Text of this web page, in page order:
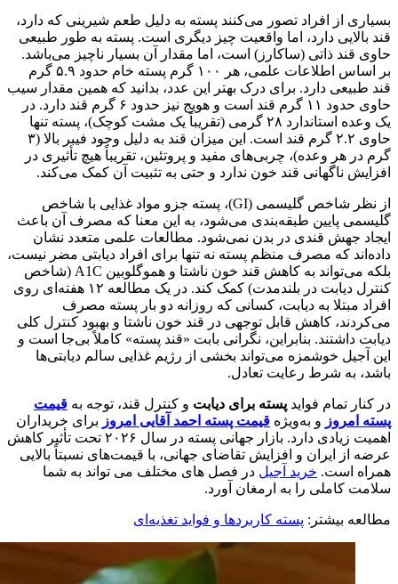
بسیاری از افراد تصور می‌کنند پسته به دلیل طعم شیرینی که دارد،
قند بالایی دارد، اما واقعیت چیز دیگری است. پسته به طور طبیعی
حاوی قند ذاتی (ساکارز) است، اما مقدار آن بسیار ناچیز می‌باشد.
بر اساس اطلاعات علمی، هر ۱۰۰ گرم پسته خام حدود ۵.۹ گرم
قند طبیعی دارد. برای درک بهتر این عدد، بدانید که همین مقدار سیب
حاوی حدود ۱۱ گرم قند است و هویج نیز حدود ۶ گرم قند دارد. در
یک وعده استاندارد ۲۸ گرمی (تقریباً یک مشت کوچک)، پسته تنها
حاوی ۲.۲ گرم قند است. این میزان قند به دلیل وجود فیبر بالا (۳
گرم در هر وعده)، چربی‌های مفید و پروتئین، تقریباً هیچ تأثیری در
افزایش ناگهانی قند خون ندارد و حتی به تثبیت آن کمک می‌کند.
از نظر شاخص گلیسمی (GI)، پسته جزو مواد غذایی با شاخص
گلیسمی پایین طبقه‌بندی می‌شود، به این معنا که مصرف آن باعث
ایجاد جهش قندی در بدن نمی‌شود. مطالعات علمی متعدد نشان
داده‌اند که مصرف منظم پسته نه تنها برای افراد دیابتی مضر نیست،
بلکه می‌تواند به کاهش قند خون ناشتا و هموگلوبین A1C (شاخص
کنترل دیابت در بلندمدت) کمک کند. در یک مطالعه ۱۲ هفته‌ای روی
افراد مبتلا به دیابت، کسانی که روزانه دو بار پسته مصرف
می‌کردند، کاهش قابل توجهی در قند خون ناشتا و بهبود کنترل کلی
دیابت داشتند. بنابراین، نگرانی بابت «قند پسته» کاملاً بی‌جا است و
این آجیل خوشمزه می‌تواند بخشی از رژیم غذایی سالم دیابتی‌ها
باشد، به شرط رعایت تعادل.
در کنار تمام فواید پسته برای دیابت و کنترل قند، توجه به قیمت
پسته امروز و به‌ویژه قیمت پسته احمد آقایی امروز برای خریداران
اهمیت زیادی دارد. بازار جهانی پسته در سال ۲۰۲۶ تحت تأثیر کاهش
عرضه از ایران و افزایش تقاضای جهانی، با قیمت‌های نسبتاً بالایی
همراه است. خرید آجیل در فصل های مختلف می تواند به شما
سلامت کاملی را به ارمغان آورد.
مطالعه بیشتر: پسته کاربردها و فواید تغذیه‌ای